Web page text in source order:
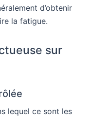
d’obtenir
la fatigue.
sur
lequel ce sont les